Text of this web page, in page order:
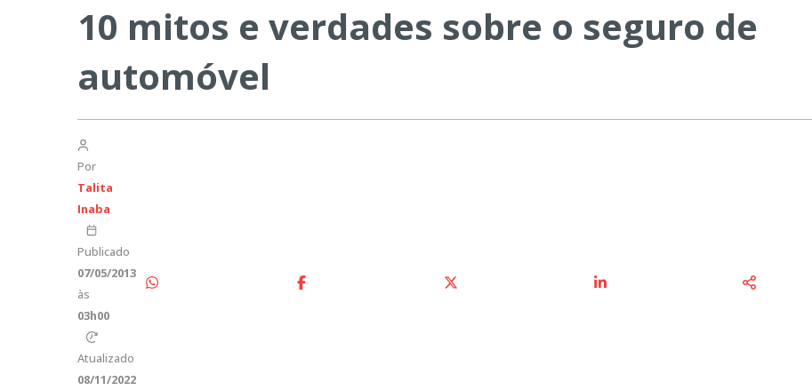
10 mitos e verdades sobre o seguro de
automóvel
Por
Talita
Inaba
Publicado
07/05/2013
às
03h00
Atualizado
08/11/2022